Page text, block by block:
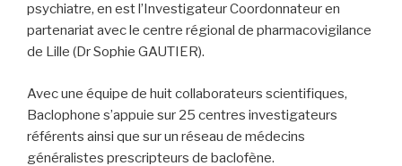
psychiatre, en est l’Investigateur Coordonnateur en
partenariat avec le centre régional de pharmacovigilance
de Lille (Dr Sophie GAUTIER).
Avec une équipe de huit collaborateurs scientifiques,
Baclophone s’appuie sur 25 centres investigateurs
référents ainsi que sur un réseau de médecins
généralistes prescripteurs de baclofène.